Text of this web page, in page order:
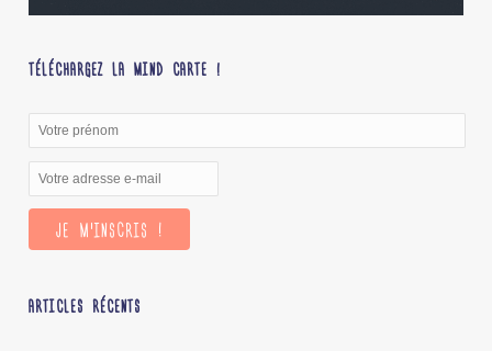
TÉLÉCHARGEZ LA MIND CARTE !
ARTICLES RÉCENTS